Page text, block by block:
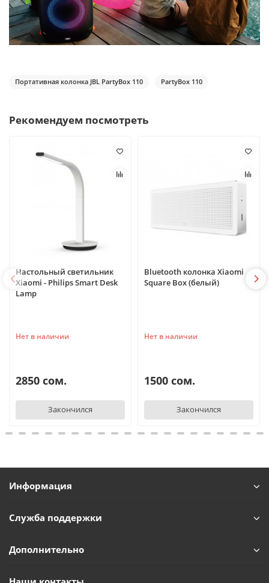
Портативная колонка JBL PartyBox 110 PartyBox 110
Рекомендуем посмотреть
Настольный светильник
Xiaomi - Philips Smart Desk
Lamp
Нет в наличии
2850 сом.
Закончился
Bluetooth колонка Xiaomi
Square Box (белый)
Нет в наличии
1500 сом.
Закончился
Информация
Служба поддержки
Дополнительно